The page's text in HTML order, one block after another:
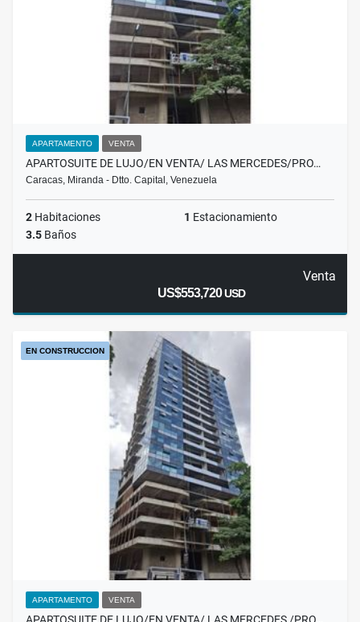
APARTAMENTO VENTA
APARTOSUITE DE LUJO/EN VENTA/ LAS MERCEDES/PRO…
Caracas, Miranda - Dtto. Capital, Venezuela
2 Habitaciones 1 Estacionamiento
3.5 Baños
Venta
US$553,720USD
EN CONSTRUCCION
APARTAMENTO VENTA